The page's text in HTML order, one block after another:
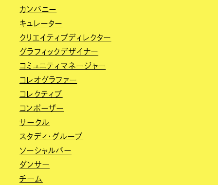
カンパニー
キュレーター
クリエイティブディレクター
グラフィックデザイナー
コミュニティマネージャー
コレオグラファー
コレクティブ
コンポーザー
サークル
スタディ・グループ
ソーシャルバー
ダンサー
チーム